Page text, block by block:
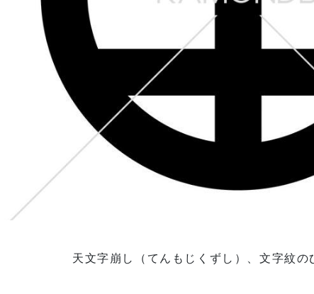
天文字崩し（てんもじくずし）、文字紋の